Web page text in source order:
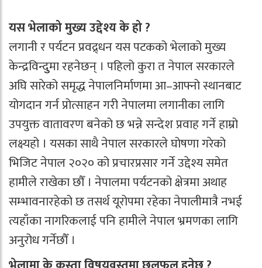
यस भेलाको मुख्य उद्देश्य के हो ?
लगानी र पर्यटन प्रवद्र्धन यस पटकको भेलाको मुख्य
केन्द्रविन्दुुमा रहनेछन् । पहिलो कुरा त नेपाल सरकारले
अघि सारेको समृद्ध नेपालनिर्माणमा आ–आफ्नो स्थानबाट
योगदान गर्न प्रोत्साहन गरी नेपालमा लगानीका लागि
उपयुक्त वातावरण बनेको छ भन्ने सन्देश प्रवाह गर्ने हाम्रो
लक्ष्यहो । यसका साथै नेपाल सरकारले घोषणा गरेको
भिजिट नेपाल २०२० को प्रचारप्रसार गर्ने उद्देश्य समेत
हामीले राखेका छौँ । नेपालमा पर्यटनको क्षेत्रमा अथाह
सम्भावनारहेको छ तसर्थ यूरोपमा रहेका नेपालीमात्रै नभई
त्यहाँका नागरिकलाई पनि हामीले नेपाल भ्रमणका लागि
अनुरोध गर्नेछौँ ।